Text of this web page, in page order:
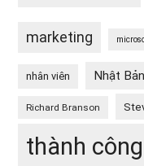
marketing
nhân viên Nhật Bản
Richard Branson
thành công